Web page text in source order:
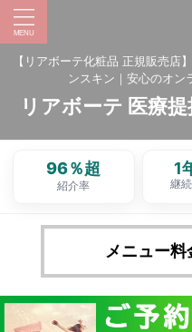
【リアボーテ化粧品 正規販売店
ンスキン｜安心のオン
リアボーテ 医療
96％超
紹介率
1
継
メニュー